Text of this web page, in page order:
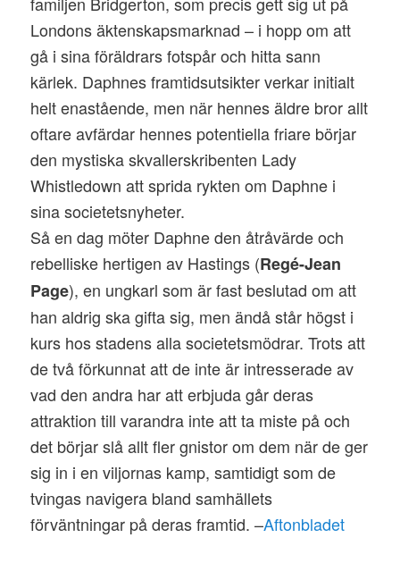
Londons äktenskapsmarknad – i hopp om att
gå i sina föräldrars fotspår och hitta sann
kärlek. Daphnes framtidsutsikter verkar initialt
helt enastående, men när hennes äldre bror allt
oftare avfärdar hennes potentiella friare börjar
den mystiska skvallerskribenten Lady
Whistledown att sprida rykten om Daphne i
sina societetsnyheter.
Så en dag möter Daphne den åtråvärde och
rebelliske hertigen av Hastings (Regé-Jean
Page), en ungkarl som är fast beslutad om att
han aldrig ska gifta sig, men ändå står högst i
kurs hos stadens alla societetsmödrar. Trots att
de två förkunnat att de inte är intresserade av
vad den andra har att erbjuda går deras
attraktion till varandra inte att ta miste på och
det börjar slå allt fler gnistor om dem när de ger
sig in i en viljornas kamp, samtidigt som de
tvingas navigera bland samhällets
förväntningar på deras framtid. –Aftonbladet